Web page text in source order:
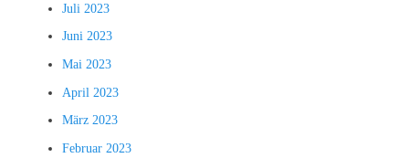
Juli 2023
Juni 2023
Mai 2023
April 2023
März 2023
Februar 2023